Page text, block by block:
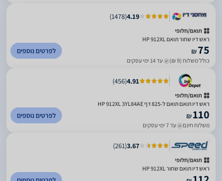
4.19
(
1478
)
תואם/חלופי
ראש דיו שחור תואם HP 912XL
₪75
כולל משלוח (9 ₪) עד 14 ימי עסקים
לפרטים נוספים
4.91
(
456
)
תואם/חלופי
ראש דיו תואם תואם ל-825 דף HP 912XL 3YL84AE
₪110
משלוח חינם עד 7 ימי עסקים
לפרטים נוספים
3.67
(
261
)
תואם/חלופי
ראש דיו תואם שחור HP 912XL